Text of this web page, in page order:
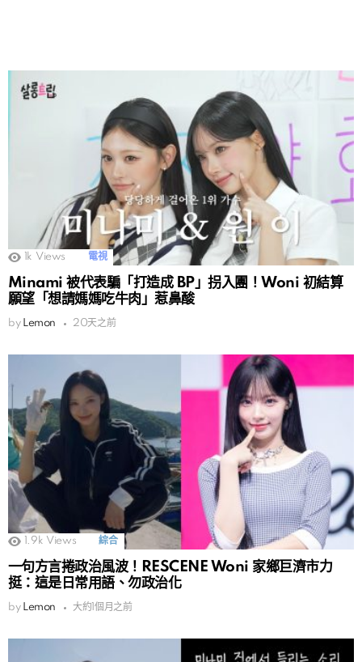
1k Views 電視
Minami 被代表騙「打造成 BP」拐入團！Woni 初結算
願望「想請媽媽吃牛肉」惹鼻酸
by Lemon 20天之前
1.9k Views 綜合
一句方言捲政治風波！RESCENE Woni 家鄉巨濟市力
挺：這是日常用語、勿政治化
by Lemon 大約1個月之前